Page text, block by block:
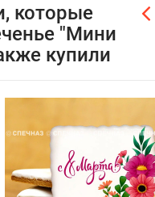
которые
"Мини
купили